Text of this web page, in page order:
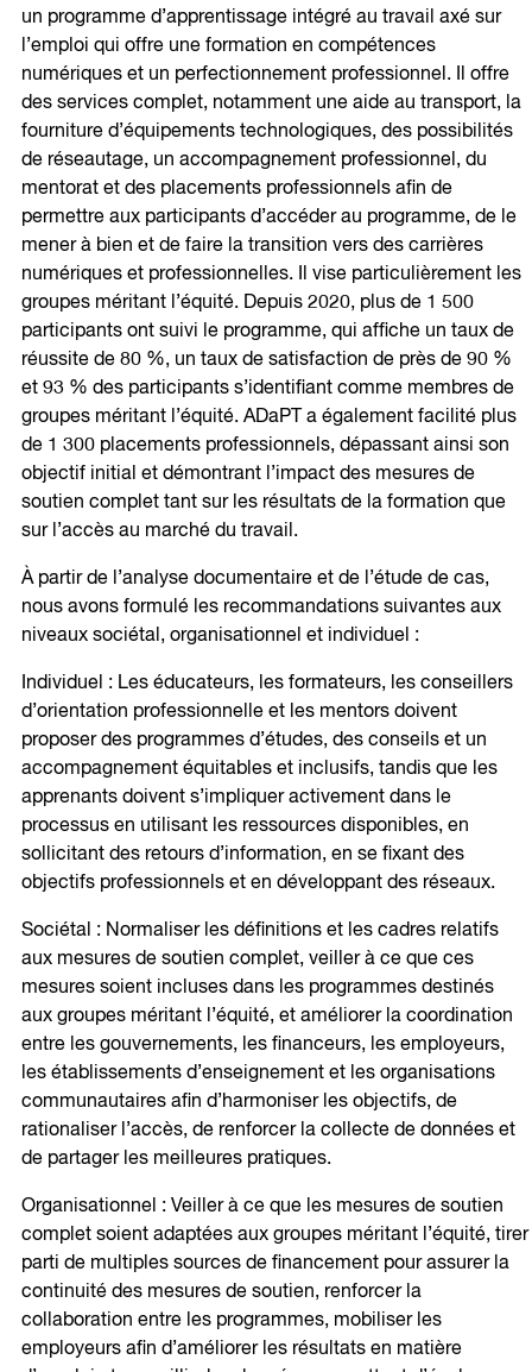
un programme d’apprentissage intégré au travail axé sur
l’emploi qui offre une formation en compétences
numériques et un perfectionnement professionnel. Il offre
des services complet, notamment une aide au transport, la
fourniture d’équipements technologiques, des possibilités
de réseautage, un accompagnement professionnel, du
mentorat et des placements professionnels afin de
permettre aux participants d’accéder au programme, de le
mener à bien et de faire la transition vers des carrières
numériques et professionnelles. Il vise particulièrement les
groupes méritant l’équité. Depuis 2020, plus de 1 500
participants ont suivi le programme, qui affiche un taux de
réussite de 80 %, un taux de satisfaction de près de 90 %
et 93 % des participants s’identifiant comme membres de
groupes méritant l’équité. ADaPT a également facilité plus
de 1 300 placements professionnels, dépassant ainsi son
objectif initial et démontrant l’impact des mesures de
soutien complet tant sur les résultats de la formation que
sur l’accès au marché du travail.
À partir de l’analyse documentaire et de l’étude de cas,
nous avons formulé les recommandations suivantes aux
niveaux sociétal, organisationnel et individuel :
Individuel : Les éducateurs, les formateurs, les conseillers
d’orientation professionnelle et les mentors doivent
proposer des programmes d’études, des conseils et un
accompagnement équitables et inclusifs, tandis que les
apprenants doivent s’impliquer activement dans le
processus en utilisant les ressources disponibles, en
sollicitant des retours d’information, en se fixant des
objectifs professionnels et en développant des réseaux.
Sociétal : Normaliser les définitions et les cadres relatifs
aux mesures de soutien complet, veiller à ce que ces
mesures soient incluses dans les programmes destinés
aux groupes méritant l’équité, et améliorer la coordination
entre les gouvernements, les financeurs, les employeurs,
les établissements d’enseignement et les organisations
communautaires afin d’harmoniser les objectifs, de
rationaliser l’accès, de renforcer la collecte de données et
de partager les meilleures pratiques.
Organisationnel : Veiller à ce que les mesures de soutien
complet soient adaptées aux groupes méritant l’équité, tirer
parti de multiples sources de financement pour assurer la
continuité des mesures de soutien, renforcer la
collaboration entre les programmes, mobiliser les
employeurs afin d’améliorer les résultats en matière